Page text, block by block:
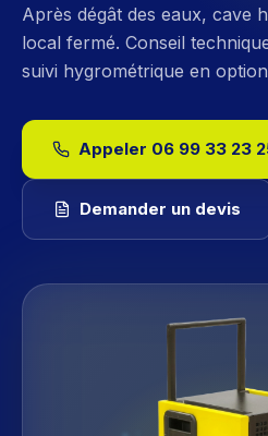
Après dégât des eaux, cave
local fermé. Conseil
suivi hygrométrique en
Appeler 06 99 33 23
Demander un devis